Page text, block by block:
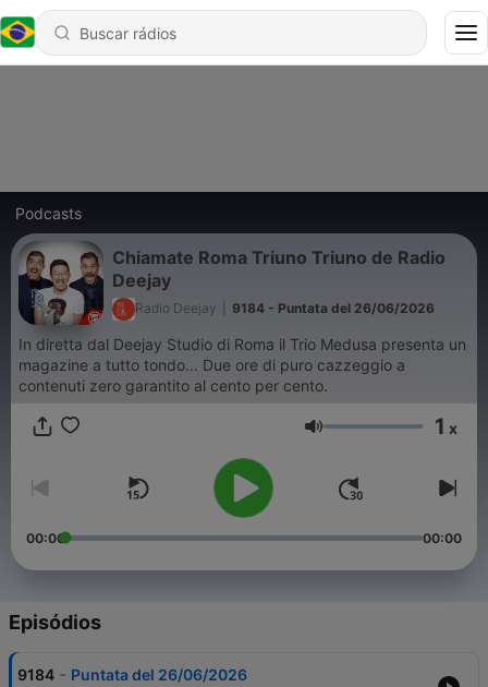
Podcasts
Chiamate Roma Triuno Triuno de Radio
Deejay
Radio Deejay 9184 - Puntata del 26/06/2026
In diretta dal Deejay Studio di Roma il Trio Medusa presenta un
magazine a tutto tondo... Due ore di puro cazzeggio a
contenuti zero garantito al cento per cento.
Volume 1 x
00:00 00:00
Episódios
9184 - Puntata del 26/06/2026